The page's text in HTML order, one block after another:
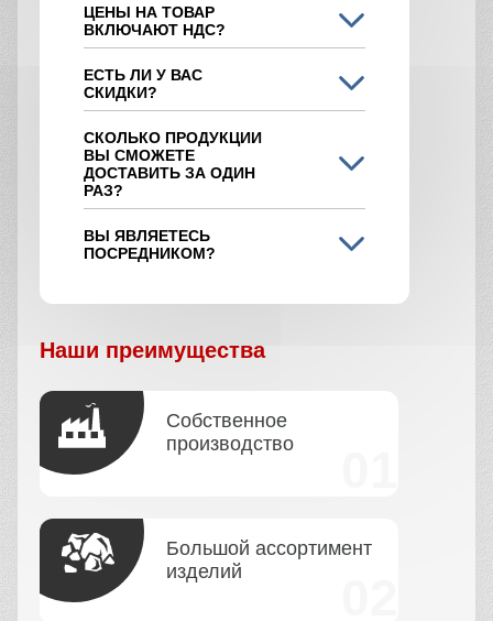
ЦЕНЫ НА ТОВАР
ВКЛЮЧАЮТ НДС?
ЕСТЬ ЛИ У ВАС
СКИДКИ?
СКОЛЬКО ПРОДУКЦИИ
ВЫ СМОЖЕТЕ
ДОСТАВИТЬ ЗА ОДИН
РАЗ?
ВЫ ЯВЛЯЕТЕСЬ
ПОСРЕДНИКОМ?
Наши преимущества
Собственное
производство
Большой ассортимент
изделий